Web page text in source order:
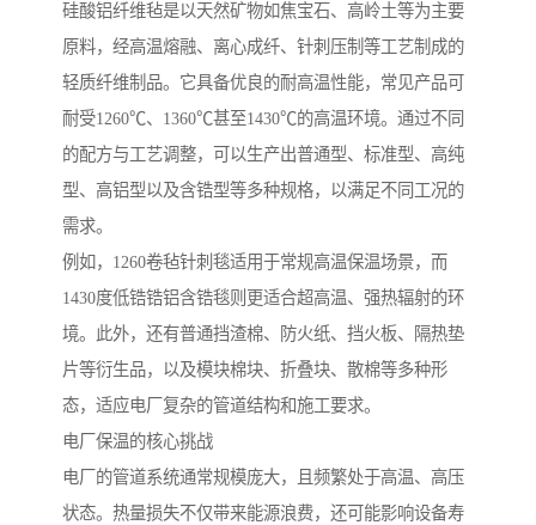
硅酸铝纤维毡是以天然矿物如焦宝石、高岭土等为主要
原料，经高温熔融、离心成纤、针刺压制等工艺制成的
轻质纤维制品。它具备优良的耐高温性能，常见产品可
耐受1260℃、1360℃甚至1430℃的高温环境。通过不同
的配方与工艺调整，可以生产出普通型、标准型、高纯
型、高铝型以及含锆型等多种规格，以满足不同工况的
需求。
例如，1260卷毡针刺毯适用于常规高温保温场景，而
1430度低锆锆铝含锆毯则更适合超高温、强热辐射的环
境。此外，还有普通挡渣棉、防火纸、挡火板、隔热垫
片等衍生品，以及模块棉块、折叠块、散棉等多种形
态，适应电厂复杂的管道结构和施工要求。
电厂保温的核心挑战
电厂的管道系统通常规模庞大，且频繁处于高温、高压
状态。热量损失不仅带来能源浪费，还可能影响设备寿